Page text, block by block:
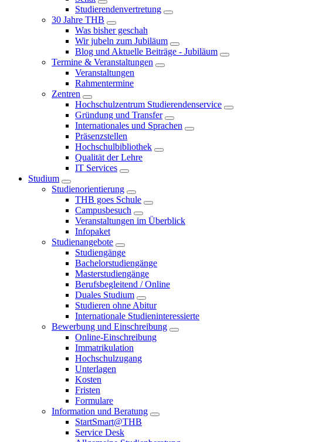
Studierendenvertretung
30 Jahre THB
Was bisher geschah
Wir jubeln zum Jubiläum
Blog und Aktuelle Beiträge - Jubiläum
Termine & Veranstaltungen
Veranstaltungen
Rahmentermine
Zentren
Hochschulzentrum Studierendenservice
Gründung und Transfer
Internationales und Sprachen
Präsenzstellen
Hochschulbibliothek
Qualität der Lehre
IT Services
Studium
Studienorientierung
THB goes Schule
Campusbesuch
Veranstaltungen im Überblick
Infopaket
Studienangebote
Studiengänge
Bachelorstudiengänge
Masterstudiengänge
Berufsbegleitend / Online
Duales Studium
Studieren ohne Abitur
Internationale Studieninteressierte
Bewerbung und Einschreibung
Online-Einschreibung
Immatrikulation
Hochschulzugang
Unterlagen
Kosten
Fristen
Formulare
Information und Beratung
StartSmart@THB
Service Desk